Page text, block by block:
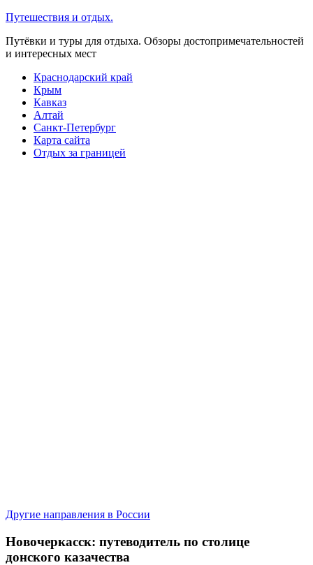
Перейти
содержимому
Путешествия и отдых.
Путёвки и туры для отдыха. Обзоры достопримечательностей
и интересных мест
Краснодарский край
Крым
Кавказ
Алтай
Санкт-Петербург
Карта сайта
Отдых за границей
Другие направления в России
Новочеркасск: путеводитель по столице
донского казачества